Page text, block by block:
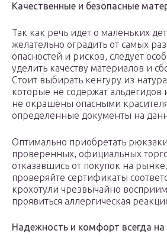
Качественные и безопасные
Так как речь идет о маленьких
желательно оградить от самых
опасностей и рисков, следует
уделить качеству материалов и
Стоит выбирать кенгуру из
которые не содержат альдегидов
не окрашены опасными
определенные документы на
Оптимально приобретать
проверенных, официальных
отказавшись от покупок на
проверяйте сертификаты
крохотули чрезвычайно
проявиться аллергическая
Надежность и комфорт всегда